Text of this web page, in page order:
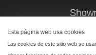
Plaza
Esta página web usa cookies
Las cookies de este sitio web se